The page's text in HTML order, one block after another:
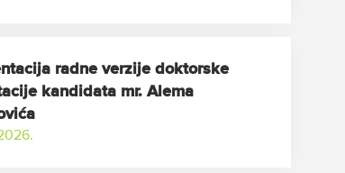
radne verzije doktorske
kandidata mr. Alema